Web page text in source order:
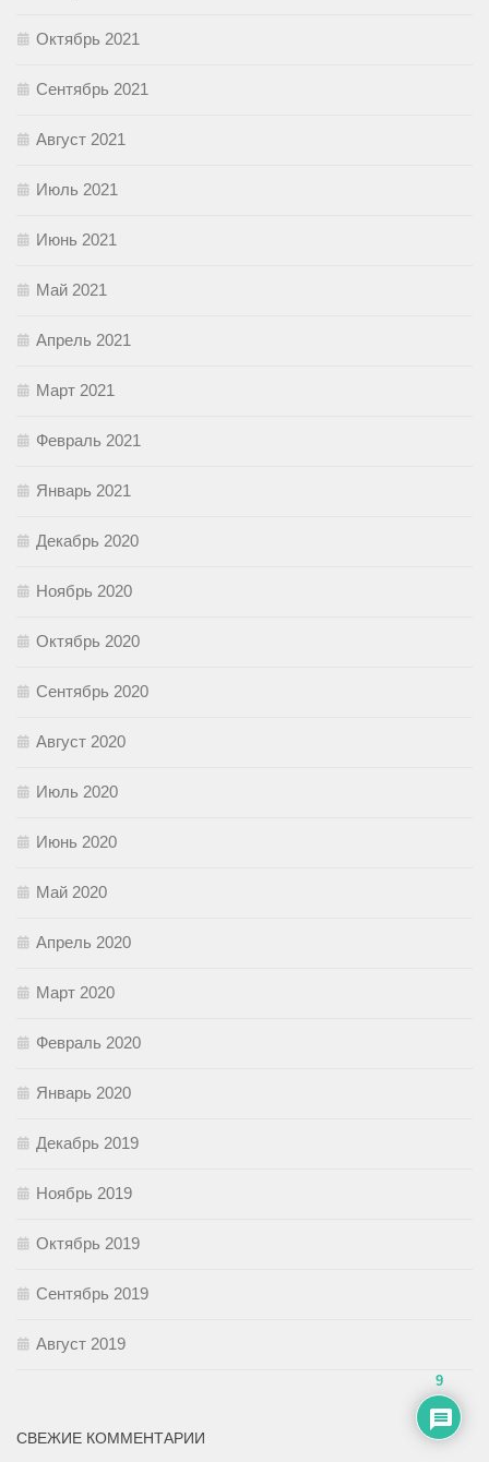
Октябрь 2021
Сентябрь 2021
Август 2021
Июль 2021
Июнь 2021
Май 2021
Апрель 2021
Март 2021
Февраль 2021
Январь 2021
Декабрь 2020
Ноябрь 2020
Октябрь 2020
Сентябрь 2020
Август 2020
Июль 2020
Июнь 2020
Май 2020
Апрель 2020
Март 2020
Февраль 2020
Январь 2020
Декабрь 2019
Ноябрь 2019
Октябрь 2019
Сентябрь 2019
Август 2019
СВЕЖИЕ КОММЕНТАРИИ
9